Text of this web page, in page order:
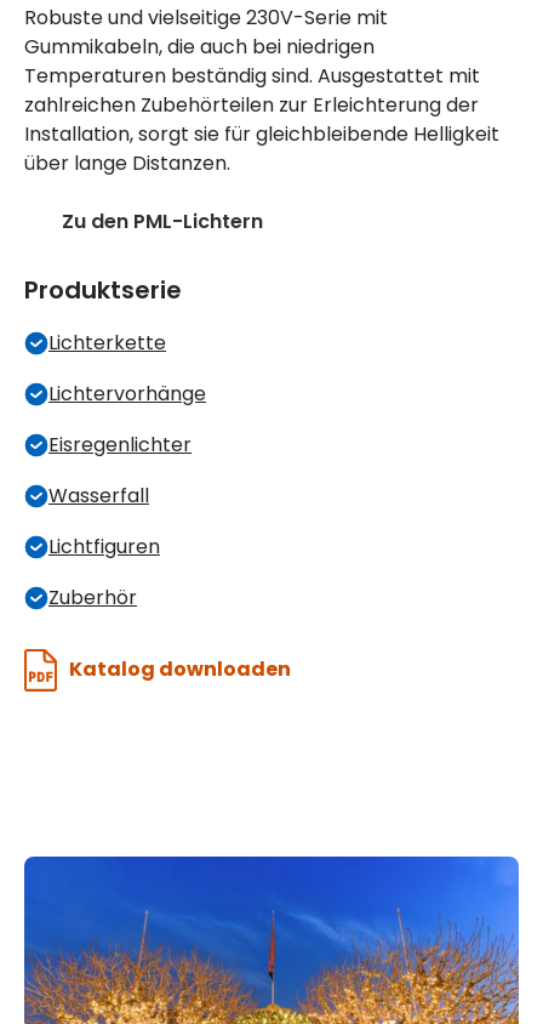
Robuste und vielseitige 230V-Serie mit
Gummikabeln, die auch bei niedrigen
Temperaturen beständig sind. Ausgestattet mit
zahlreichen Zubehörteilen zur Erleichterung der
Installation, sorgt sie für gleichbleibende Helligkeit
über lange Distanzen.
Zu den PML-Lichtern
Produktserie
Lichterkette
Lichtervorhänge
Eisregenlichter
Wasserfall
Lichtfiguren
Zuberhör
Katalog downloaden